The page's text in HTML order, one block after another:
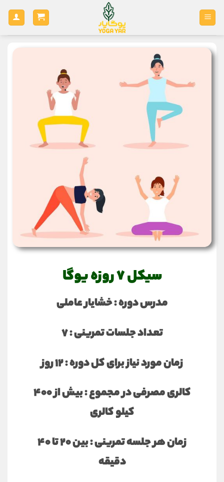
سیکل 7 روزه یوگا
مدرس دوره : خشایار عاملی
تعداد جلسات تمرینی : 7
زمان مورد نیاز برای کل دوره : 12 روز
کالری مصرفی در مجموع : بیش از 400
کیلو کالری
زمان هر جلسه تمرینی : بین 20 تا 40
دقیقه